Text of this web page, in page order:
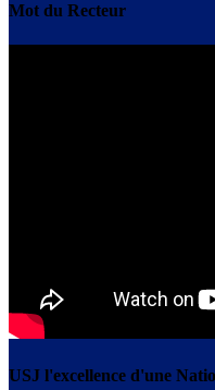
Mot du Recteur
USJ l'excellence d'une